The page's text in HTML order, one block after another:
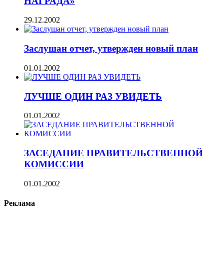
29.12.2002
Заслушан отчет, утвержден новый план
01.01.2002
ЛУЧШЕ ОДИН РАЗ УВИДЕТЬ
01.01.2002
ЗАСЕДАНИЕ ПРАВИТЕЛЬСТВЕННОЙ
КОМИССИИ
01.01.2002
Реклама